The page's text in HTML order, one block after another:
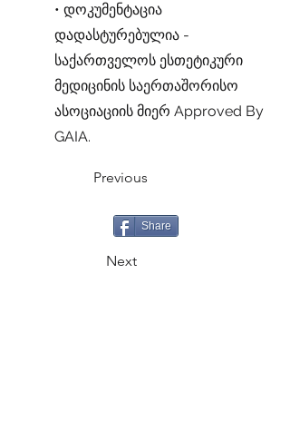
• დოკუმენტაცია
დადასტურებულია -
საქართველოს ესთეტიკური
მედიცინის საერთაშორისო
ასოციაციის მიერ Approved By
GAIA.
Previous
Share
Next